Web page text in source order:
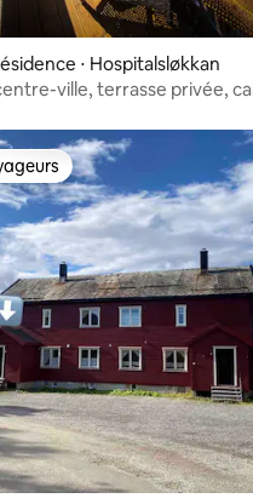
⋅ Hospitalsløkkan
ville, terrasse privée,